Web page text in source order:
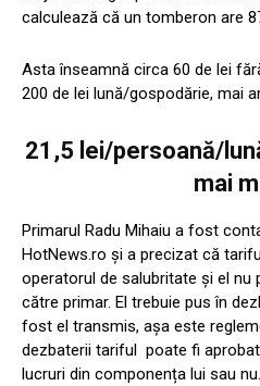
calculează că un tomberon are
Asta înseamnă circa 60 de lei
200 de lei lună/gospodărie, mai
21,5 lei/persoană/
mai
Primarul Radu Mihaiu a fost
HotNews.ro și a precizat că
operatorul de salubritate și el nu
către primar. El trebuie pus în
fost el transmis, așa este
dezbaterii tariful poate fi
lucruri din componența lui sau nu.